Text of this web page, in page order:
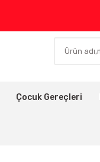
Çocuk Gereçleri